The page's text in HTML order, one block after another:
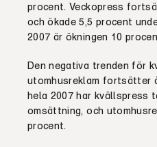
procent. Veckopress
och ökade 5,5 procent
2007 är ökningen 10
Den negativa trenden för
utomhusreklam fortsätter
hela 2007 har kvällspress
omsättning, och
procent.